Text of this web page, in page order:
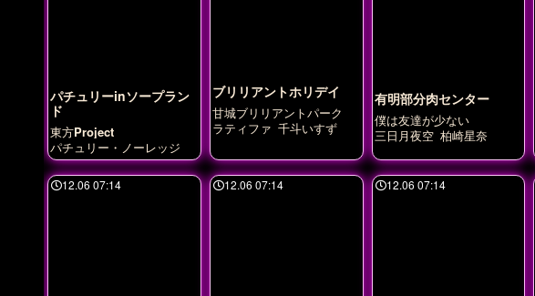
パチュリーinソープラン
ド
東方Project
パチュリー・ノーレッジ
ブリリアントホリデイ
甘城ブリリアントパーク
ラティファ 千斗いすず
有明部分肉センター
僕は友達が少ない
三日月夜空 柏崎星奈
12.06 07:14 12.06 07:14 12.06 07:14